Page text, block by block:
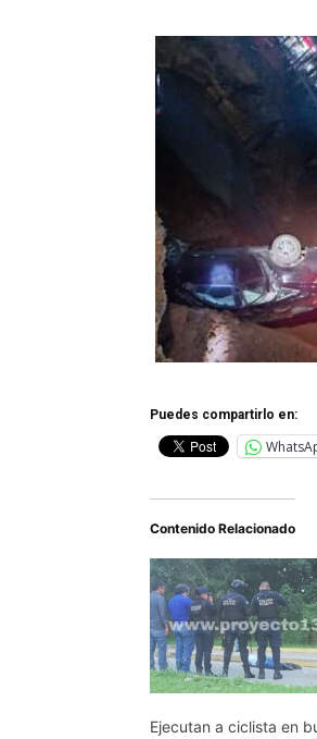
Puedes compartirlo en:
Contenido Relacionado
Ejecutan a ciclista en